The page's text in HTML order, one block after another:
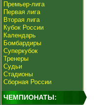
Премьер-лига
Первая лига
Вторая лига
Кубок России
Календарь
Бомбардиры
Суперкубок
Тренеры
Судьи
Стадионы
Сборная России
ЧЕМПИОНАТЫ: